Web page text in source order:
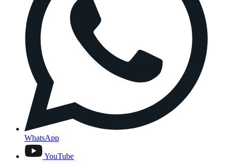
WhatsApp
YouTube